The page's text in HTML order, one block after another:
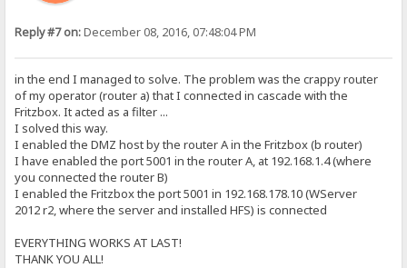
Reply #7 on:December 08, 2016, 07:48:04 PM
in the end I managed to solve. The problem was the crappy router
of my operator (router a) that I connected in cascade with the
Fritzbox. It acted as a filter ...
I solved this way.
I enabled the DMZ host by the router A in the Fritzbox (b router)
I have enabled the port 5001 in the router A, at 192.168.1.4 (where
you connected the router B)
I enabled the Fritzbox the port 5001 in 192.168.178.10 (WServer
2012 r2, where the server and installed HFS) is connected
EVERYTHING WORKS AT LAST!
THANK YOU ALL!